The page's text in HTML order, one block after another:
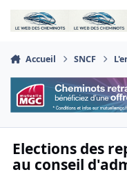
Aller au contenu
Accueil SNCF
Elections des
au conseil